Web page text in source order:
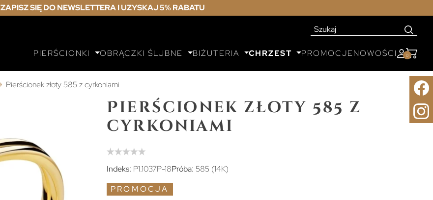
ZAPISZ SIĘ DO NEWSLETTERA I UZYSKAJ 5% RABATU
PIERŚCIONKI OBRĄCZKI ŚLUBNE BIŻUTERIA CHRZEST PROMOCJENOWOŚCI 0
Pierścionek złoty 585 z cyrkoniami
Pierścionek złoty 585 z
cyrkoniami
Indeks: P1.1037P-18Próba: 585 (14K)
PROMOCJA